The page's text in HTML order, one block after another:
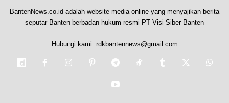
BantenNews.co.id adalah website media online yang menyajikan berita
seputar Banten berbadan hukum resmi PT Visi Siber Banten
Hubungi kami: rdkbantennews@gmail.com